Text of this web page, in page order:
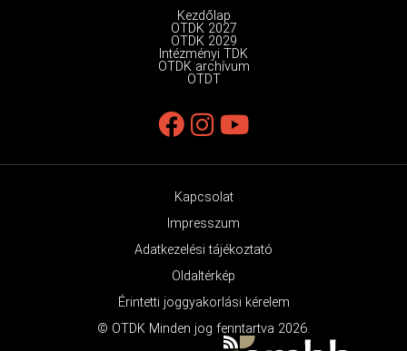
Kezdőlap
OTDK 2027
OTDK 2029
Intézményi TDK
OTDK archívum
OTDT
Kapcsolat
Impresszum
Adatkezelési tájékoztató
Oldaltérkép
Érintetti joggyakorlási kérelem
© OTDK Minden jog fenntartva 2026.